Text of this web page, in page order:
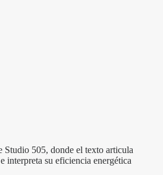
505, donde el texto articula
interpreta su eficiencia energética